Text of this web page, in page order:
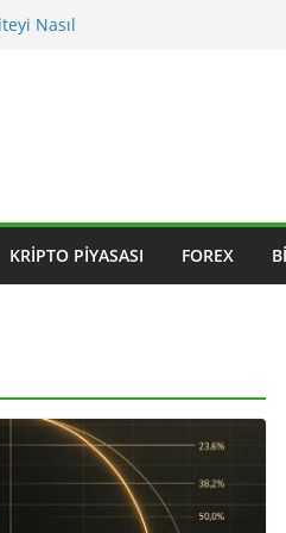
Nasıl
Takip
KRIPTO PIYASASI FOREX